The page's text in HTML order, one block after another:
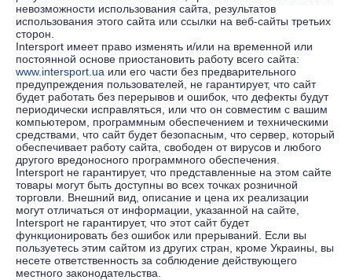
невозможности использования сайта, результатов
использования этого сайта или ссылки на веб-сайты третьих
сторон.
Intersport имеет право изменять и/или на временной или
постоянной основе приостановить работу всего сайта:
www.intersport.ua или его части без предварительного
предупреждения пользователей, не гарантирует, что сайт
будет работать без перерывов и ошибок, что дефекты будут
периодически исправляться, или что он совместим с вашим
компьютером, программным обеспечением и техническими
средствами, что сайт будет безопасным, что сервер, который
обеспечивает работу сайта, свободен от вирусов и любого
другого вредоносного программного обеспечения.
Intersport не гарантирует, что представленные на этом сайте
товары могут быть доступны во всех точках розничной
торговли. Внешний вид, описание и цена их реализации
могут отличаться от информации, указанной на сайте,
Intersport не гарантирует, что этот сайт будет
функционировать без ошибок или прерываний. Если вы
пользуетесь этим сайтом из других стран, кроме Украины, вы
несете ответственность за соблюдение действующего
местного законодательства.